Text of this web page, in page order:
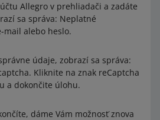
Allegro v prehliadači a zadáte
sa správa: Neplatné
mail alebo heslo.
údaje, zobrazí sa správa:
Kliknite na znak reCaptcha
a dokončite úlohu.
dáme Vám možnosť znova